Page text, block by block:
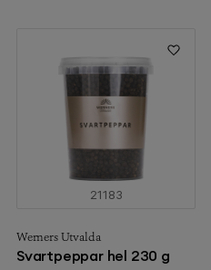
21183
Werners Utvalda
Svartpeppar hel 230 g